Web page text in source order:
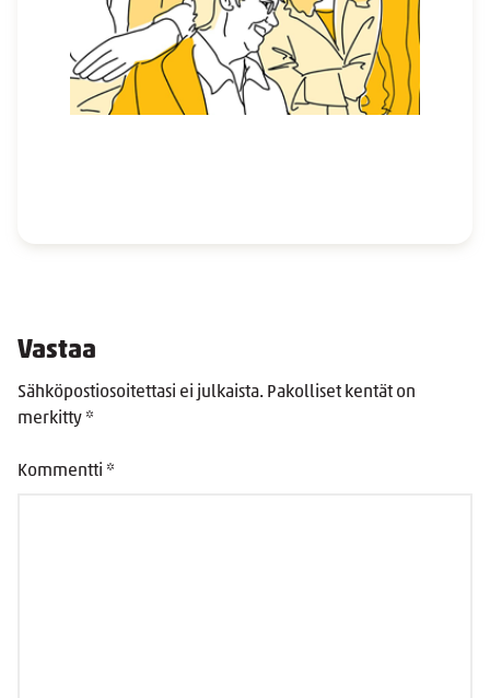
Vastaa
Sähköpostiosoitettasi ei julkaista. Pakolliset kentät on
merkitty *
Kommentti *